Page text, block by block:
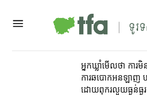
អ្នកឃ្លាំមើល​ថា ការ​
ការ​ឆបោក​​អនឡាញ ប
ដោយ​ពុករលួយ​ធ្ងន់ធ្ងរ